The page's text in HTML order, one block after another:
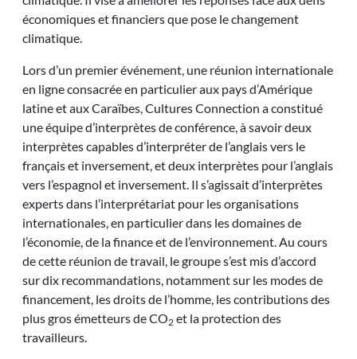
économiques et financiers que pose le changement
climatique.
Lors d’un premier événement, une réunion internationale
en ligne consacrée en particulier aux pays d’Amérique
latine et aux Caraïbes, Cultures Connection a constitué
une équipe d’interprètes de conférence, à savoir deux
interprètes capables d’interpréter de l’anglais vers le
français et inversement, et deux interprètes pour l’anglais
vers l’espagnol et inversement. Il s’agissait d’interprètes
experts dans l’interprétariat pour les organisations
internationales, en particulier dans les domaines de
l’économie, de la finance et de l’environnement. Au cours
de cette réunion de travail, le groupe s’est mis d’accord
sur dix recommandations, notamment sur les modes de
financement, les droits de l’homme, les contributions des
plus gros émetteurs de CO2 et la protection des
travailleurs.